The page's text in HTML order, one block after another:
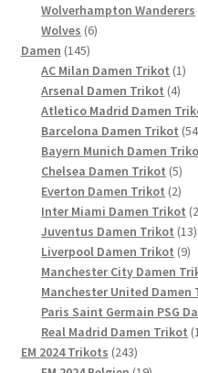
Produkt
Wolverhampton Wanderers
Wolves 66
Damen 145145
Produkte
AC Milan Damen Trikot 11
Arsenal Damen Trikot 44
Atletico Madrid Damen
Barcelona Damen Trikot 54
Bayern Munich Damen
Chelsea Damen Trikot 55
Everton Damen Trikot 22
Inter Miami Damen Trikot
Juventus Damen Trikot 1313
Liverpool Damen Trikot 99
Manchester City Damen
Manchester United Damen
Paris Saint Germain PSG
Real Madrid Damen Trikot
EM 2024 Trikots 243243